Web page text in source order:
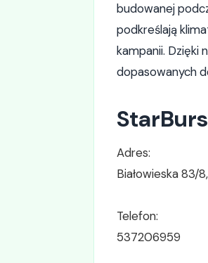
budowanej
podkreślają
kampanii. Dzięki
dopasowanych
Adres:
Białowieska 83/
Telefon:
537206959